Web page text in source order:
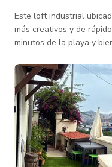
Este loft industrial
más creativos y de
minutos de la playa y
para producciones
combinando
inspirador y dinámico. El espacio está diseñado para
producciones que
en un solo lugar. Cuent